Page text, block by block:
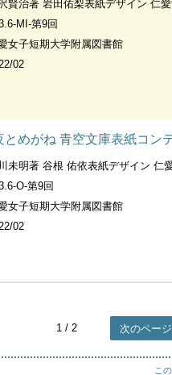
賢治著 岩田佑梨表紙デザイン 仁愛女子短期
MI-第9回
女子短期大学附属図書館
02
めがね 青空文庫表紙コンテスト優秀
未明著 谷根 佑依表紙デザイン 仁愛女子短期大
O-第9回
女子短期大学附属図書館
02
1 / 2 次のページ
こ